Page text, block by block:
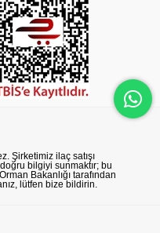
Şirketimiz ilaç satışı
bilgiyi sunmaktır; bu
Bakanlığı tarafından
lütfen bize bildirin.